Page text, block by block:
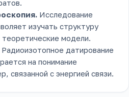
Исследование
изучать структуру
модели.
Радиоизотопное датирование
на понимание
связанной с энергией связи.